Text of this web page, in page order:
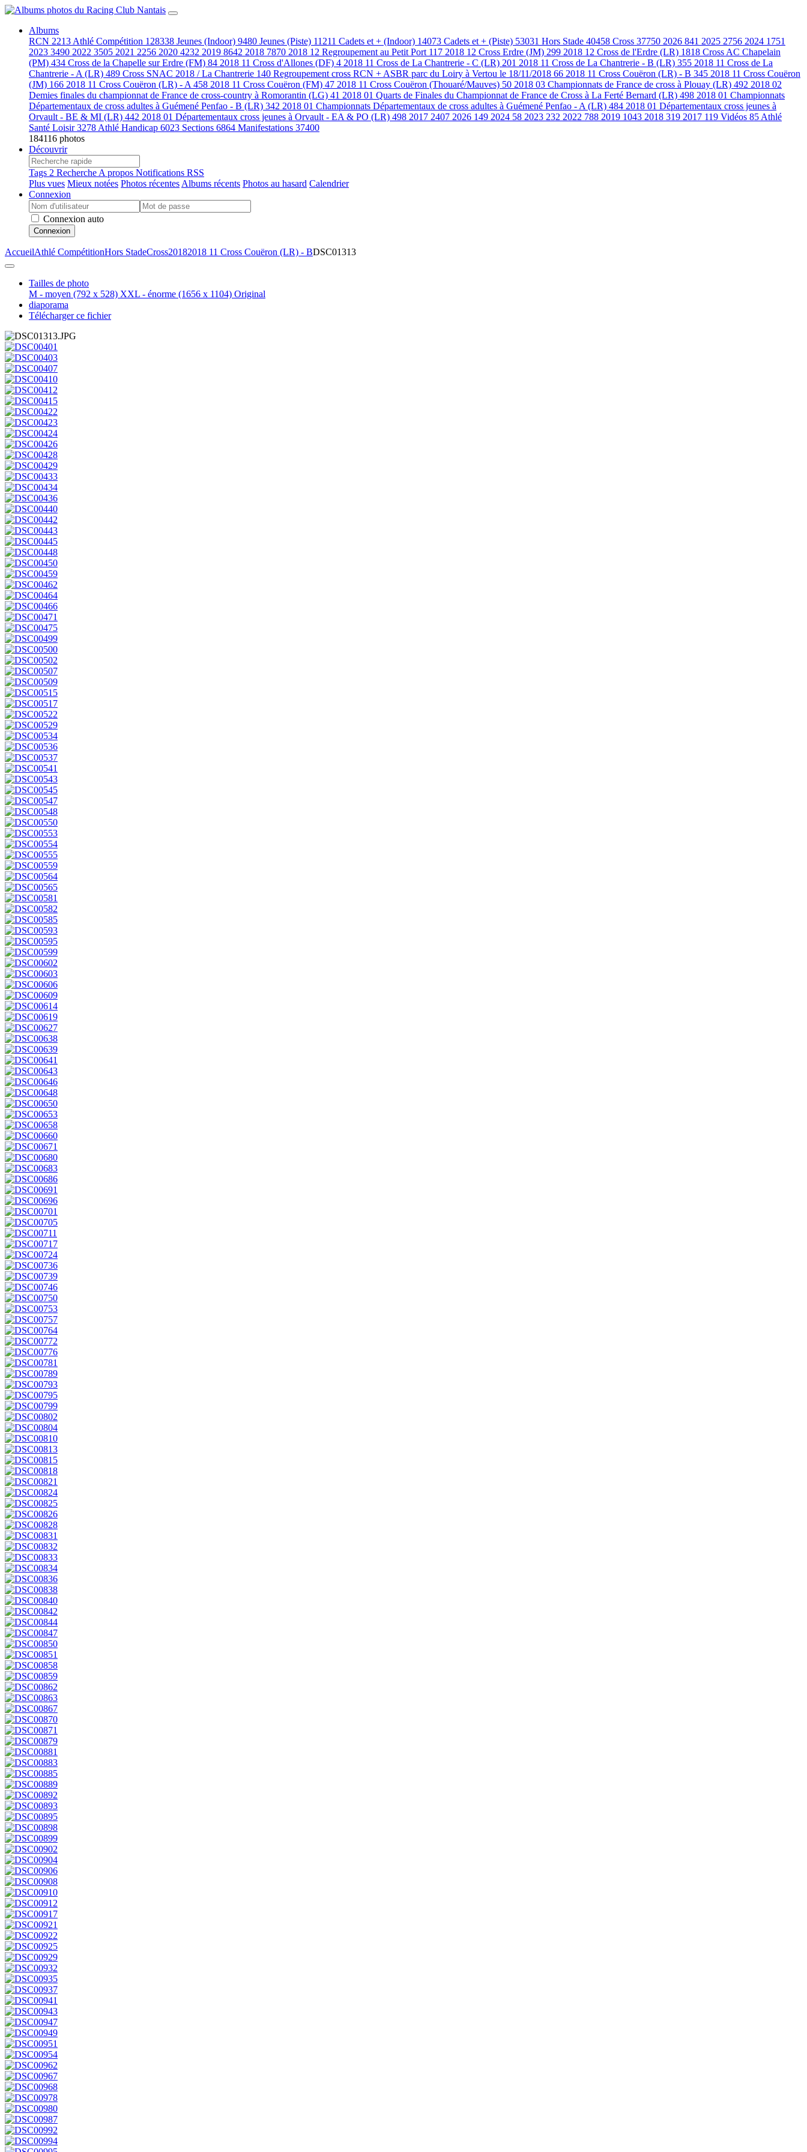
Albums
RCN 2213 Athlé Compétition 128338 Jeunes (Indoor) 9480 Jeunes (Piste) 11211 Cadets et + (Indoor) 14073 Cadets et + (Piste) 53031 Hors Stade 40458 Cross 37750 2026 841 2025 2756 2024 1751
2023 3490 2022 3505 2021 2256 2020 4232 2019 8642 2018 7870 2018 12 Regroupement au Petit Port 117 2018 12 Cross Erdre (JM) 299 2018 12 Cross de l'Erdre (LR) 1818 Cross AC Chapelain
(PM) 434 Cross de la Chapelle sur Erdre (FM) 84 2018 11 Cross d'Allones (DF) 4 2018 11 Cross de La Chantrerie - C (LR) 201 2018 11 Cross de La Chantrerie - B (LR) 355 2018 11 Cross de La
Chantrerie - A (LR) 489 Cross SNAC 2018 / La Chantrerie 140 Regroupement cross RCN + ASBR parc du Loiry à Vertou le 18/11/2018 66 2018 11 Cross Couëron (LR) - B 345 2018 11 Cross Couëron
(JM) 166 2018 11 Cross Couëron (LR) - A 458 2018 11 Cross Couëron (FM) 47 2018 11 Cross Couëron (Thouaré/Mauves) 50 2018 03 Championnats de France de cross à Plouay (LR) 492 2018 02
Demies finales du championnat de France de cross-country à Romorantin (LG) 41 2018 01 Quarts de Finales du Championnat de France de Cross à La Ferté Bernard (LR) 498 2018 01 Championnats
Départementaux de cross adultes à Guémené Penfao - B (LR) 342 2018 01 Championnats Départementaux de cross adultes à Guémené Penfao - A (LR) 484 2018 01 Départementaux cross jeunes à
Orvault - BE & MI (LR) 442 2018 01 Départementaux cross jeunes à Orvault - EA & PO (LR) 498 2017 2407 2026 149 2024 58 2023 232 2022 788 2019 1043 2018 319 2017 119 Vidéos 85 Athlé
Santé Loisir3278 Athlé Handicap 6023 Sections 6864 Manifestations 37400
184116 photos
Découvrir
Tags 2 Recherche A propos Notifications RSS
Plus vues Mieux notées Photos récentes Albums récents Photos au hasard Calendrier
Connexion
Connexion auto
Connexion
AccueilAthlé CompétitionHors StadeCross20182018 11 Cross Couëron (LR) - BDSC01313
Tailles de photo
M - moyen (792 x 528) XXL - énorme (1656 x 1104) Original
diaporama
Télécharger ce fichier